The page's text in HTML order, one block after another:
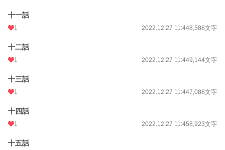
十一話
1 2022.12.27 11:448,588文字
十二話
1 2022.12.27 11:449,144文字
十三話
1 2022.12.27 11:447,088文字
十四話
1 2022.12.27 11:458,923文字
十五話